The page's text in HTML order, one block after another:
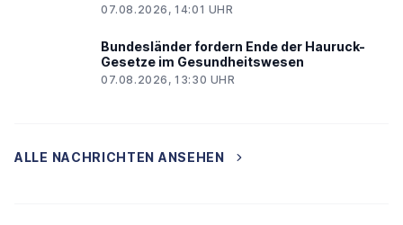
07.08.2026, 14:01 UHR
Bundesländer fordern Ende der Hauruck-
Gesetze im Gesundheitswesen
07.08.2026, 13:30 UHR
ALLE NACHRICHTEN ANSEHEN